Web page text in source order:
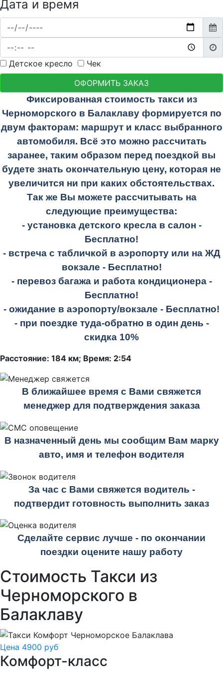
Дата и время
Детское кресло
Чек
ОФОРМИТЬ ЗАКАЗ
Фиксированная стоимость такси из
Черноморского в Балаклаву формируется по
двум факторам: маршрут и класс выбранного
автомобиля. Всё это можно рассчитать
заранее, таким образом перед поездкой вы
будете знать окончательную цену, которая не
увеличится ни при каких обстоятельствах.
Так же Вы можете рассчитывать на
следующие преимущества:
- установка детского кресла в салон -
Бесплатно!
- встреча с табличкой в аэропорту или на ЖД
вокзале - Бесплатно!
- перевоз багажа и работа кондиционера -
Бесплатно!
- ожидание в аэропорту/вокзале - Бесплатно!
- при поездке туда-обратно в один день -
скидка 10%
Расстояние: 184 км; Время: 2:54
В ближайшее время с Вами свяжется
менеджер для подтверждения заказа
В назначенный день мы сообщим Вам марку
авто, имя и телефон водителя
За час с Вами свяжется водитель -
подтвердит готовность выполнить заказ
Сделайте сервис лучше - по окончании
поездки оцените нашу работу
Стоимость Такси из
Черноморского в
Балаклаву
Цена 4900 руб
Комфорт-класс